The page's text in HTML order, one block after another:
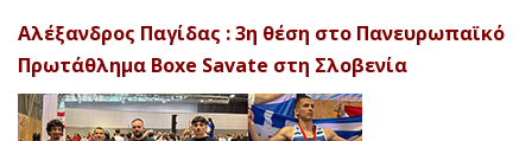
Αλέξανδρος Παγίδας : 3η θέση στο Πανευρωπαϊκό
Πρωτάθλημα Boxe Savate στη Σλοβενία